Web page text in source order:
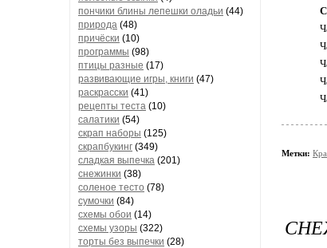
пончики блины лепешки оладьи (44)
природа (48)
причёски (10)
программы (98)
птицы разные (17)
развивающие игры, книги (47)
раскрасски (41)
рецепты теста (10)
салатики (54)
скрап наборы (125)
скрапбукинг (349)
сладкая выпечка (201)
снежинки (38)
соленое тесто (78)
сумочки (84)
схемы обои (14)
схемы узоры (322)
торты без выпечки (28)
Метки: